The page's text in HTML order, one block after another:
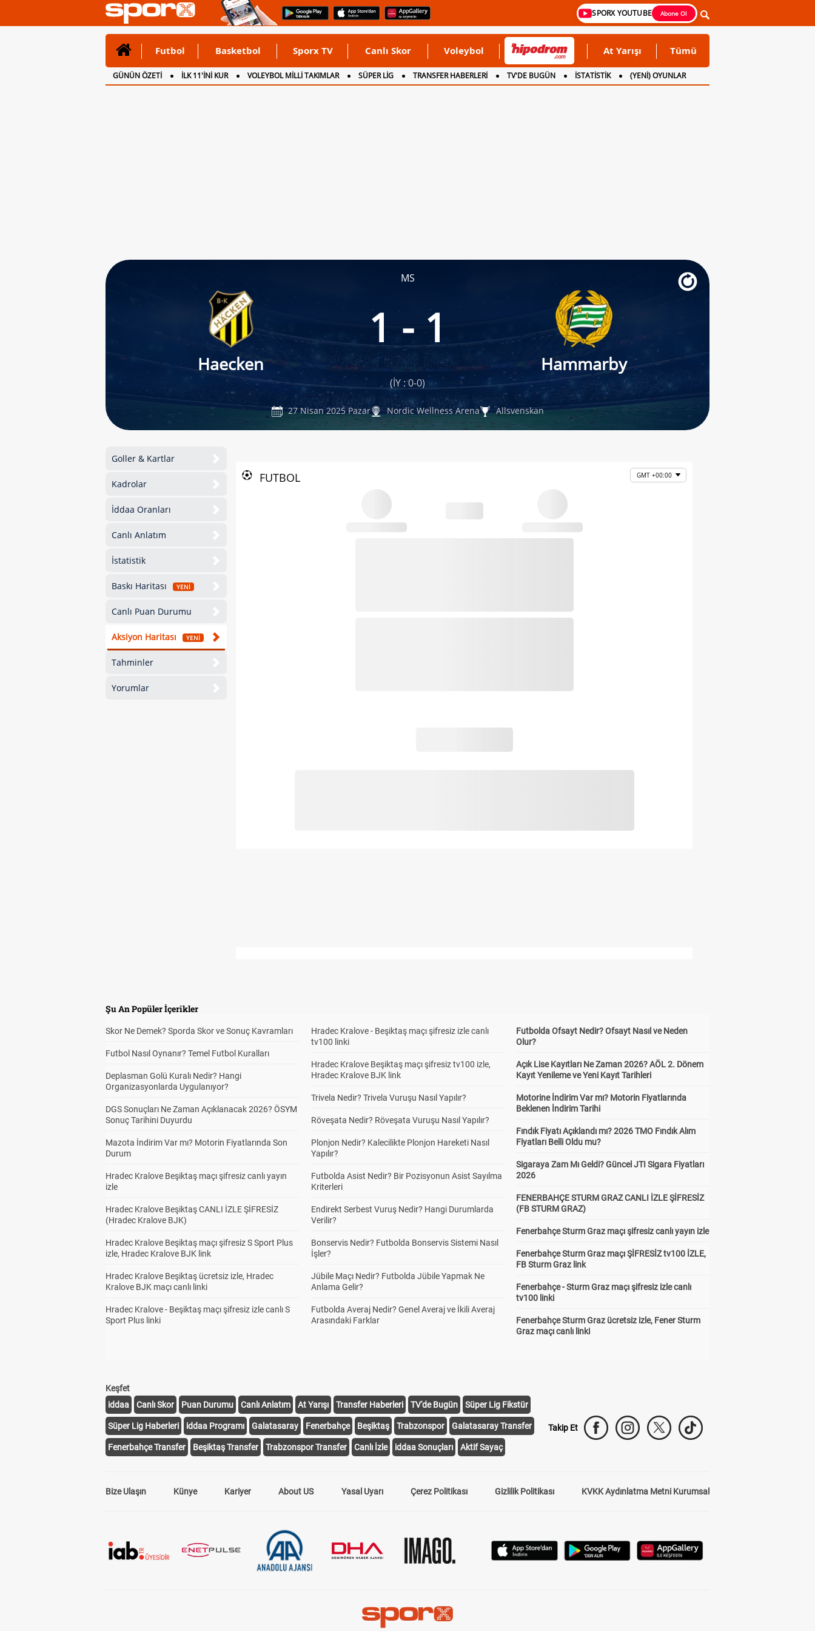
SPORX YOUTUBE Abone Ol
Futbol Basketbol Sporx TV Canlı Skor Voleybol At Yarışı Tümü
GÜNÜN ÖZETİ İLK 11'İNİ KUR VOLEYBOL MİLLİ TAKIMLAR SÜPER LİG TRANSFER HABERLERİ TV'DE BUGÜN İSTATİSTİK
(YENİ) OYUNLAR
CANLI ANLATIM
İNGİLTERE
MS
Haecken
1 - 1
Hammarby
(İY : 0-0)
27 Nisan 2025 Pazar Nordic Wellness Arena Allsvenskan
Goller & Kartlar
Kadrolar
İddaa Oranları
Canlı Anlatım
İstatistik
Baskı Haritası YENİ
Canlı Puan Durumu
Aksiyon Haritası YENİ
Tahminler
Yorumlar
FUTBOL GMT +00:00
Şu An Popüler İçerikler
Skor Ne Demek? Sporda Skor ve Sonuç Kavramları
Futbol Nasıl Oynanır? Temel Futbol Kuralları
Deplasman Golü Kuralı Nedir? Hangi
Organizasyonlarda Uygulanıyor?
DGS Sonuçları Ne Zaman Açıklanacak 2026? ÖSYM
Sonuç Tarihini Duyurdu
Mazota İndirim Var mı? Motorin Fiyatlarında Son
Durum
Hradec Kralove Beşiktaş maçı şifresiz canlı yayın
izle
Hradec Kralove Beşiktaş CANLI İZLE ŞİFRESİZ
(Hradec Kralove BJK)
Hradec Kralove Beşiktaş maçı şifresiz S Sport Plus
izle, Hradec Kralove BJK link
Hradec Kralove Beşiktaş ücretsiz izle, Hradec
Kralove BJK maçı canlı linki
Hradec Kralove - Beşiktaş maçı şifresiz izle canlı S
Sport Plus linki
Hradec Kralove - Beşiktaş maçı şifresiz izle canlı
tv100 linki
Hradec Kralove Beşiktaş maçı şifresiz tv100 izle,
Hradec Kralove BJK link
Trivela Nedir? Trivela Vuruşu Nasıl Yapılır?
Röveşata Nedir? Röveşata Vuruşu Nasıl Yapılır?
Plonjon Nedir? Kalecilikte Plonjon Hareketi Nasıl
Yapılır?
Futbolda Asist Nedir? Bir Pozisyonun Asist Sayılma
Kriterleri
Endirekt Serbest Vuruş Nedir? Hangi Durumlarda
Verilir?
Bonservis Nedir? Futbolda Bonservis Sistemi Nasıl
İşler?
Jübile Maçı Nedir? Futbolda Jübile Yapmak Ne
Anlama Gelir?
Futbolda Averaj Nedir? Genel Averaj ve İkili Averaj
Arasındaki Farklar
Futbolda Ofsayt Nedir? Ofsayt Nasıl ve Neden
Olur?
Açık Lise Kayıtları Ne Zaman 2026? AÖL 2. Dönem
Kayıt Yenileme ve Yeni Kayıt Tarihleri
Motorine İndirim Var mı? Motorin Fiyatlarında
Beklenen İndirim Tarihi
Fındık Fiyatı Açıklandı mı? 2026 TMO Fındık Alım
Fiyatları Belli Oldu mu?
Sigaraya Zam Mı Geldi? Güncel JTI Sigara Fiyatları
2026
FENERBAHÇE STURM GRAZ CANLI İZLE ŞİFRESİZ
(FB STURM GRAZ)
Fenerbahçe Sturm Graz maçı şifresiz canlı yayın izle
Fenerbahçe Sturm Graz maçı ŞİFRESİZ tv100 İZLE,
FB Sturm Graz link
Fenerbahçe - Sturm Graz maçı şifresiz izle canlı
tv100 linki
Fenerbahçe Sturm Graz ücretsiz izle, Fener Sturm
Graz maçı canlı linki
Keşfet
iddaa
Canlı Skor Puan Durumu Canlı Anlatım At Yarışı Transfer Haberleri TV'de Bugün Süper Lig Fikstür
Süper Lig Haberleri iddaa Programı Galatasaray Fenerbahçe Beşiktaş Trabzonspor Galatasaray Transfer
Fenerbahçe Transfer Beşiktaş Transfer Trabzonspor Transfer Canlı İzle iddaa Sonuçları Aktif Sayaç
Takip Et
Bize Ulaşın Künye Kariyer About US Yasal Uyarı Çerez Politikası Gizlilik Politikası KVKK Aydınlatma Metni Kurumsal